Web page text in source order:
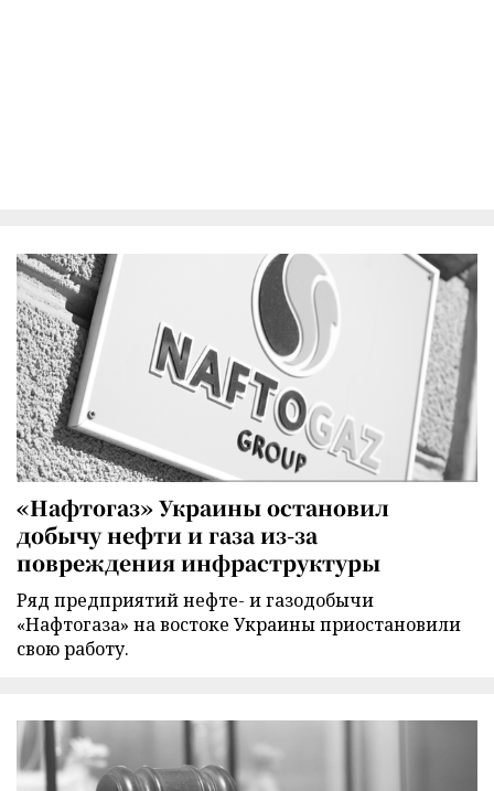
«Нафтогаз» Украины остановил
добычу нефти и газа из-за
повреждения инфраструктуры
Ряд предприятий нефте- и газодобычи
«Нафтогаза» на востоке Украины приостановили
свою работу.